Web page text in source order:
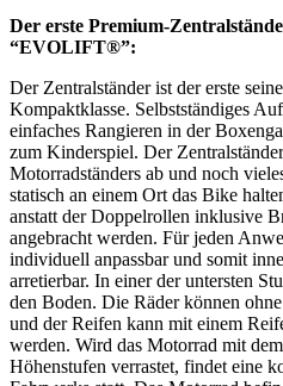
Der erste Premium-
“EVOLIFT®”:
Der Zentralständer ist der erste
Kompaktklasse. Selbstständiges
einfaches Rangieren in der
zum Kinderspiel. Der
Motorradständers ab und noch
statisch an einem Ort das Bike
anstatt der Doppelrollen inklusive
angebracht werden. Für jeden
individuell anpassbar und somit
arretierbar. In einer der untersten
den Boden. Die Räder können
und der Reifen kann mit einem
werden. Wird das Motorrad mit
Höhenstufen verrastet, findet eine